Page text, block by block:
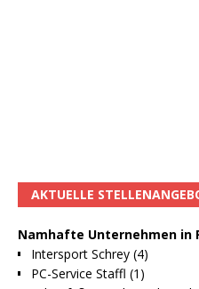
AKTUELLE
Namhafte Unternehmen in
Intersport Schrey (4)
PC-Service Staffl (1)